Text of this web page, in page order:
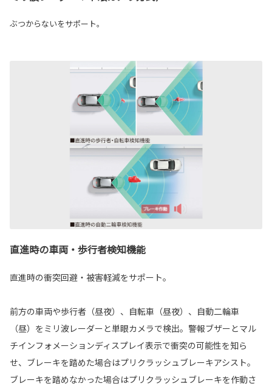
ぶつからないをサポート。
直進時の車両・歩行者検知機能
直進時の衝突回避・被害軽減をサポート。
前方の車両や歩行者（昼夜）、自転車（昼夜）、自動二輪車
（昼）をミリ波レーダーと単眼カメラで検出。警報ブザーとマル
チインフォメーションディスプレイ表示で衝突の可能性を知ら
せ、ブレーキを踏めた場合はプリクラッシュブレーキアシスト。
ブレーキを踏めなかった場合はプリクラッシュブレーキを作動さ